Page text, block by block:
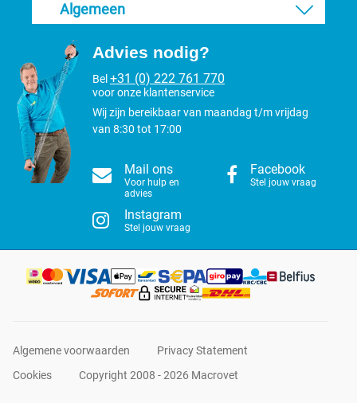
Algemeen
Advies nodig?
Bel +31 (0) 222 761 770
voor onze klantenservice
Wij zijn bereikbaar van maandag t/m vrijdag
van 8:30 tot 17:00
Mail ons
Voor hulp en
advies
Facebook
Stel jouw vraag
Instagram
Stel jouw vraag
Algemene voorwaarden
Privacy Statement
Cookies
Copyright 2008 - 2026 Macrovet